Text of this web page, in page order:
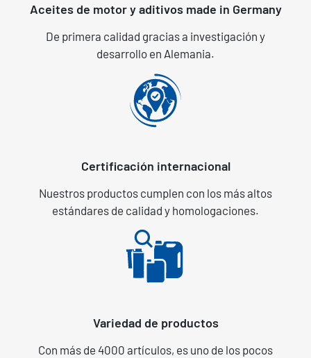
Aceites de motor y aditivos made in Germany
De primera calidad gracias a investigación y
desarrollo en Alemania.
Certificación internacional
Nuestros productos cumplen con los más altos
estándares de calidad y homologaciones.
Variedad de productos
Con más de 4000 artículos, es uno de los pocos